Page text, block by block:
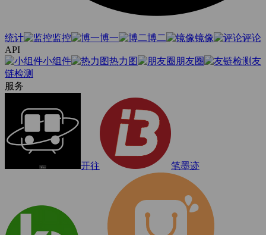
统计 监控 博一 博二 镜像
评论
API
小组件
热力图 朋友圈
友
链检测
服务
开往 笔墨迹